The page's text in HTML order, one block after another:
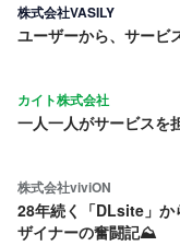
株式会社VASILY
ユーザーから、サービ
カイト株式会社
一人一人がサービスを
株式会社viviON
28年続く「DLsite」か
ザイナーの奮闘記⛰️